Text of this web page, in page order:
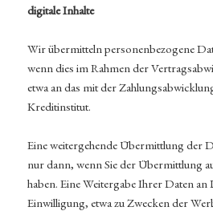
digitale Inhalte
Wir übermitteln personenbezogene
wenn dies im Rahmen der
etwa an das mit der
Kreditinstitut.
Eine weitergehende Übermittlung der
nur dann, wenn Sie der Übermittlung
haben. Eine Weitergabe Ihrer Daten
Einwilligung, etwa zu Zwecken der